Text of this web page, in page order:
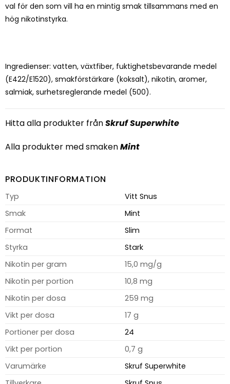
val för den som vill ha en mintig smak tillsammans med en
hög nikotinstyrka.
Ingredienser: vatten, växtfiber, fuktighetsbevarande medel
(E422/E1520), smakförstärkare (koksalt), nikotin, aromer,
salmiak, surhetsreglerande medel (500).
Hitta alla produkter frånSkruf Superwhite
Alla produkter med smakenMint
PRODUKTINFORMATION
Typ
Vitt Snus
Smak
Mint
Format
Slim
Styrka
Stark
Nikotin per gram
15,0 mg/g
Nikotin per portion
10,8 mg
Nikotin per dosa
259 mg
Vikt per dosa
17 g
Portioner per dosa
24
Vikt per portion
0,7 g
Varumärke
Skruf Superwhite